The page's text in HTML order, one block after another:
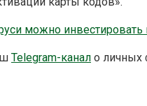
можно инвестировать
Telegram-канал о личных